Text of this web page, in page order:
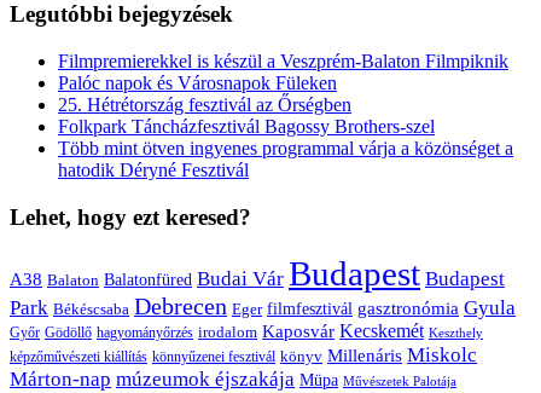
Legutóbbi bejegyzések
Filmpremierekkel is készül a Veszprém-Balaton Filmpiknik
Palóc napok és Városnapok Füleken
25. Hétrétország fesztivál az Őrségben
Folkpark Táncházfesztivál Bagossy Brothers-szel
Több mint ötven ingyenes programmal várja a közönséget a
hatodik Déryné Fesztivál
Lehet, hogy ezt keresed?
A38 Balaton Balatonfüred Budai Vár Budapest Budapest
Park Békéscsaba Debrecen Eger filmfesztivál gasztronómia Gyula
Győr Gödöllő hagyományőrzés irodalom Kaposvár Kecskemét Keszthely
képzőművészeti kiállítás könnyűzenei fesztivál könyv Millenáris Miskolc
Márton-nap múzeumok éjszakája Müpa Művészetek Palotája